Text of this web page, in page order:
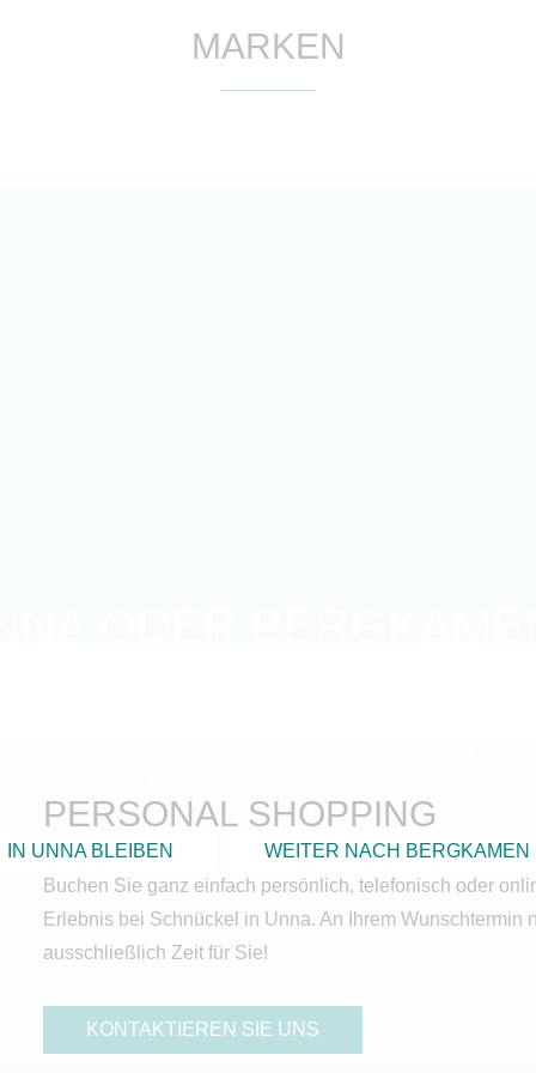
IN UNNA BLEIBEN WEITER NACH BERGKAMEN
MARKEN
PERSONAL SHOPPING
Buchen Sie ganz einfach persönlich, telefonisch oder
Erlebnis bei Schnückel in Unna. An Ihrem Wunschtermin
ausschließlich Zeit für Sie!
KONTAKTIEREN SIE UNS